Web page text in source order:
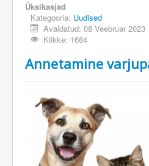
Üksikasjad
Kategooria: Uudised
Avaldatud: 08 Veebruar 2023
Klikke: 1684
Annetamine